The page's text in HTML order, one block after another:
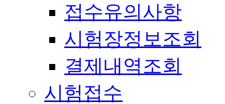
접수유의사항
시험장정보조회
결제내역조회
시험접수